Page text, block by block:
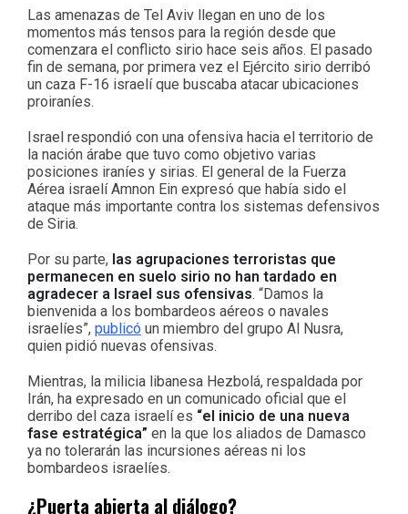
Las amenazas de Tel Aviv llegan en uno de los
momentos más tensos para la región desde que
comenzara el conflicto sirio hace seis años. El pasado
fin de semana, por primera vez el Ejército sirio derribó
un caza F-16 israelí que buscaba atacar ubicaciones
proiraníes.
Israel respondió con una ofensiva hacia el territorio de
la nación árabe que tuvo como objetivo varias
posiciones iraníes y sirias. El general de la Fuerza
Aérea israelí Amnon Ein expresó que había sido el
ataque más importante contra los sistemas defensivos
de Siria.
Por su parte, las agrupaciones terroristas que
permanecen en suelo sirio no han tardado en
agradecer a Israel sus ofensivas. “Damos la
bienvenida a los bombardeos aéreos o navales
israelíes”, publicó un miembro del grupo Al Nusra,
quien pidió nuevas ofensivas.
Mientras, la milicia libanesa Hezbolá, respaldada por
Irán, ha expresado en un comunicado oficial que el
derribo del caza israelí es “el inicio de una nueva
fase estratégica” en la que los aliados de Damasco
ya no tolerarán las incursiones aéreas ni los
bombardeos israelíes.
¿Puerta abierta al diálogo?